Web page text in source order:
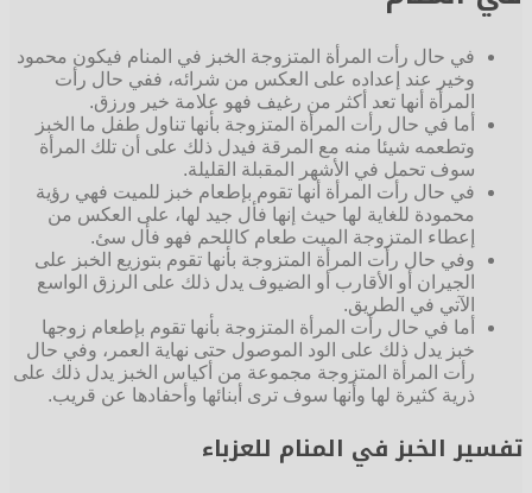
في حال رأت المرأة المتزوجة الخبز في المنام فيكون محمود
وخير عند إعداده على العكس من شرائه، ففي حال رأت
المرأة أنها تعد أكثر من رغيف فهو علامة خير ورزق.
أما في حال رأت المرأة المتزوجة بأنها تناول طفل ما الخبز
وتطعمه شيئا منه مع المرقة فيدل ذلك على أن تلك المرأة
سوف تحمل في الأشهر المقبلة القليلة.
في حال رأت المرأة أنها تقوم بإطعام خبز للميت فهي رؤية
محمودة للغاية لها حيث إنها فأل جيد لها، على العكس من
إعطاء المتزوجة الميت طعام كاللحم فهو فأل سئ.
وفي حال رأت المرأة المتزوجة بأنها تقوم بتوزيع الخبز على
الجيران أو الأقارب أو الضيوف يدل ذلك على الرزق الواسع
الآتي في الطريق.
أما في حال رأت المرأة المتزوجة بأنها تقوم بإطعام زوجها
خبز يدل ذلك على الود الموصول حتى نهاية العمر، وفي حال
رأت المرأة المتزوجة مجموعة من أكياس الخبز يدل ذلك على
ذرية كثيرة لها وأنها سوف ترى أبنائها وأحفادها عن قريب.
تفسير الخبز في المنام للعزباء